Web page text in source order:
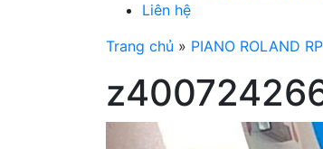
Liên hệ
Trang chủ » PIANO ROLAND